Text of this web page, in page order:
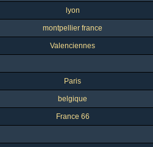
lyon
montpellier france
Valenciennes
Paris
belgique
France 66